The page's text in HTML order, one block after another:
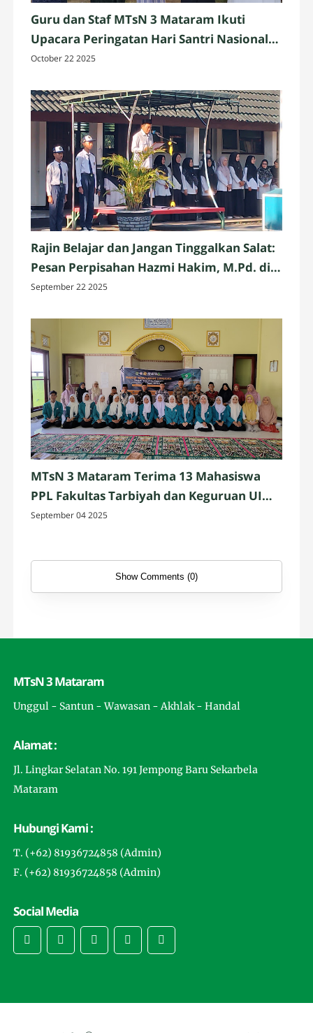
Guru dan Staf MTsN 3 Mataram Ikuti
Upacara Peringatan Hari Santri Nasional
2025 di Penujak, Lombok Tengah
October 22 2025
Rajin Belajar dan Jangan Tinggalkan Salat:
Pesan Perpisahan Hazmi Hakim, M.Pd. di
MTsN 3 Mataram
September 22 2025
MTsN 3 Mataram Terima 13 Mahasiswa
PPL Fakultas Tarbiyah dan Keguruan UIN
Mataram
September 04 2025
Show Comments (0)
MTsN 3 Mataram
Unggul - Santun - Wawasan - Akhlak - Handal
Alamat :
Jl. Lingkar Selatan No. 191 Jempong Baru Sekarbela
Mataram
Hubungi Kami :
T. (+62) 81936724858 (Admin)
F. (+62) 81936724858 (Admin)
Social Media